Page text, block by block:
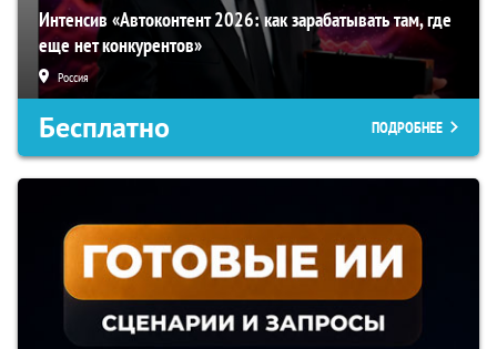
Интенсив «Автоконтент 2026: как зарабатывать там, где
еще нет конкурентов»
Россия
Бесплатно ПОДРОБНЕЕ